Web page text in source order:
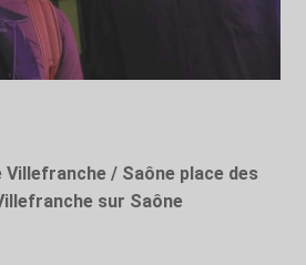
Villefranche / Saône place des
sur Saône